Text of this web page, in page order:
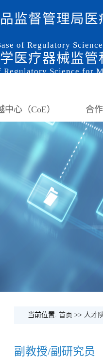
监督管理局
of Regulatory
医疗器械监
Science for
中心（CoE） 合
当前位置: 首页 >> 人才
副教授/副研究员